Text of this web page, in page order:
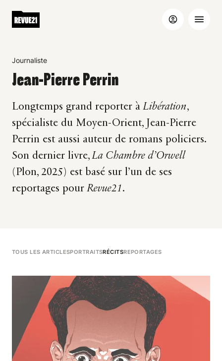
Journaliste
Jean-Pierre Perrin
Longtemps grand reporter àLibération,
spécialiste du Moyen-Orient, Jean-Pierre
Perrin est aussi auteur de romans policiers.
Son dernier livre,La Chambre d’Orwell
(Plon, 2025) est basé sur l’un de ses
reportages pourRevue21.
TOUS LES ARTICLESPORTRAITSRÉCITSREPORTAGES